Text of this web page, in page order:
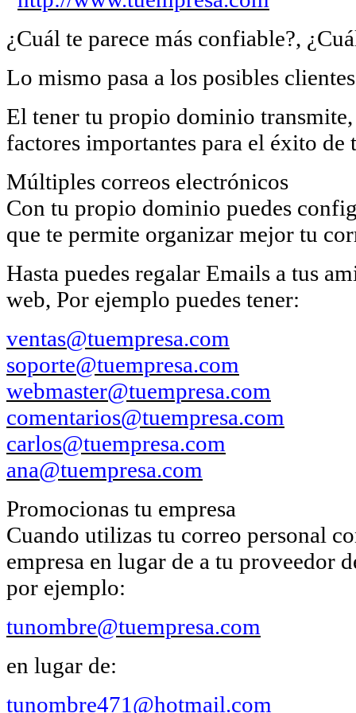
¿Cuál te parece más confiable?,
Lo mismo pasa a los posibles
El tener tu propio dominio
factores importantes para el éxito de
Múltiples correos electrónicos
Con tu propio dominio puedes
que te permite organizar mejor tu
Hasta puedes regalar Emails a tus
web, Por ejemplo puedes tener:
ventas@tuempresa.com
soporte@tuempresa.com
webmaster@tuempresa.com
comentarios@tuempresa.com
carlos@tuempresa.com
ana@tuempresa.com
Promocionas tu empresa
Cuando utilizas tu correo personal
empresa en lugar de a tu proveedor
por ejemplo:
tunombre@tuempresa.com
en lugar de:
tunombre471@hotmail.com